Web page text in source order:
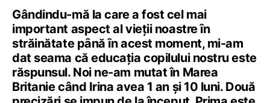
Gândindu-mă la care a fost cel mai
important aspect al vieţii noastre ȋn
străinătate pȃnă ȋn acest moment, mi-am
dat seama că educația copilului nostru este
răspunsul. Noi ne-am mutat în Marea
Britanie când Irina avea 1 an și 10 luni. Două